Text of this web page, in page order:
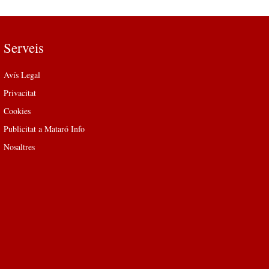
Serveis
Avís Legal
Privacitat
Cookies
Publicitat a Mataró Info
Nosaltres